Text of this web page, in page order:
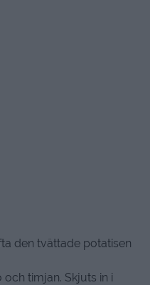
den tvättade potatisen
timjan. Skjuts in i